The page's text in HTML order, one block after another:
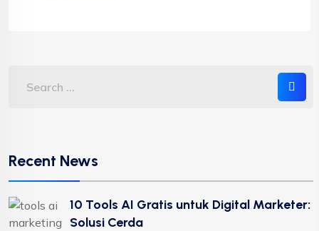
Recent News
10 Tools AI Gratis untuk Digital Marketer:
Solusi Cerda